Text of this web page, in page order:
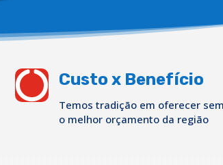
 Custo x Benefício
Temos tradição em oferecer
o melhor orçamento da região